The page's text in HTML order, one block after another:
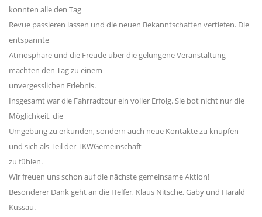
konnten alle den Tag
Revue passieren lassen und die neuen Bekanntschaften vertiefen. Die
entspannte
Atmosphäre und die Freude über die gelungene Veranstaltung
machten den Tag zu einem
unvergesslichen Erlebnis.
Insgesamt war die Fahrradtour ein voller Erfolg. Sie bot nicht nur die
Möglichkeit, die
Umgebung zu erkunden, sondern auch neue Kontakte zu knüpfen
und sich als Teil der TKWGemeinschaft
zu fühlen.
Wir freuen uns schon auf die nächste gemeinsame Aktion!
Besonderer Dank geht an die Helfer, Klaus Nitsche, Gaby und Harald
Kussau.